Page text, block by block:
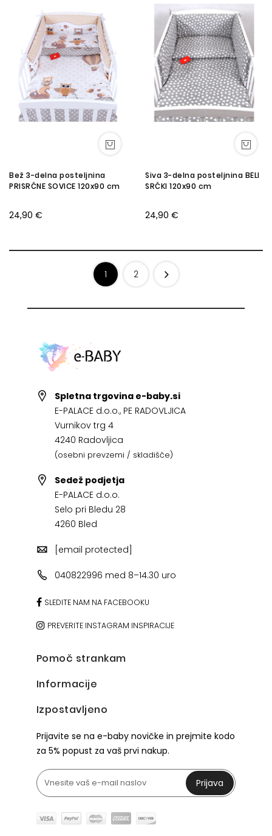
Bež 3-delna posteljnina
PRISRČNE SOVICE 120x90 cm
24,90 €
Siva 3-delna posteljnina BELI
SRČKI 120x90 cm
24,90 €
1 2
Spletna trgovina e-baby.si
E-PALACE d.o.o., PE RADOVLJICA
Vurnikov trg 4
4240 Radovljica
(osebni prevzemi / skladišče)
Sedež podjetja
E-PALACE d.o.o.
Selo pri Bledu 28
4260 Bled
[email protected]
040822996 med 8–14.30 uro
SLEDITE NAM NA FACEBOOKU
PREVERITE INSTAGRAM INSPIRACIJE
Pomoč strankam
Informacije
Izpostavljeno
Prijavite se na e-baby novičke in prejmite kodo
za 5% popust za vaš prvi nakup.
Prijava